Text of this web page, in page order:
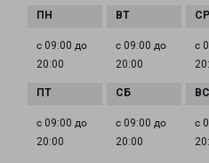
с 09:00 до
20:00
с 09:00 до
20:00
с
с 09:00 до
20:00
с 09:00 до
20:00
с